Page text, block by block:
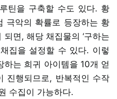
틴을 구축할 수도 있다. 황
극악의 확률로 등장하는 황
면, 해당 채집물의 ‘구하는
집을 설정할 수 있다. 이렇
는 희귀 아이템을 10개 얻
진행되므로, 반복적인 수작
수집이 가능하다.